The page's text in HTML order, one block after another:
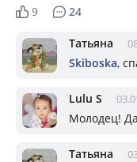
9 24
Татьяна
Skiboska,
Lulu S
Молодец!
Татьяна